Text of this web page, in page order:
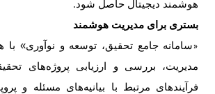
هوشمند دیجیتال حاصل شود.
بستری برای مدیریت هوشمند
«سامانه جامع تحقیق، توسعه و نوآوری» با
مدیریت، بررسی و ارزیابی پروژه‌های
فرآیندهای مرتبط با بیانیه‌های مسئله و